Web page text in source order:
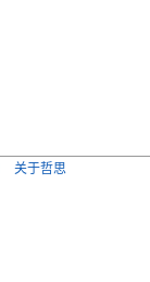
关于哲思